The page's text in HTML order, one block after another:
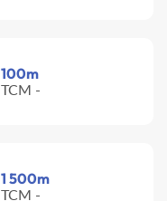
100m
TCM -
1 500m
TCM -